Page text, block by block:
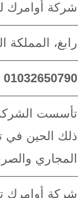
شركة أوامرك
رابغ، المملكة
01032650790
ذلك الحين في
المجاري
شركة أوامرك